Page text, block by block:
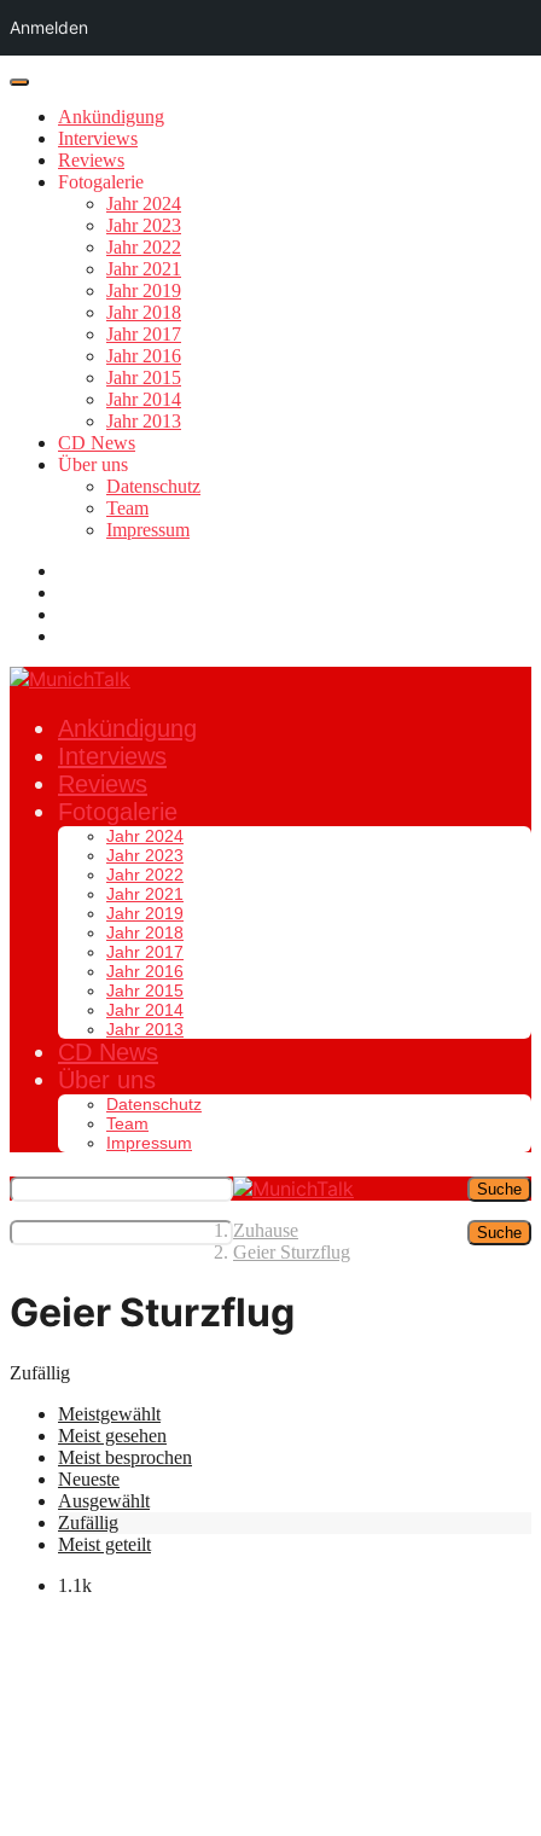
Anmelden
Ankündigung
Interviews
Reviews
Fotogalerie
Jahr 2024
Jahr 2023
Jahr 2022
Jahr 2021
Jahr 2019
Jahr 2018
Jahr 2017
Jahr 2016
Jahr 2015
Jahr 2014
Jahr 2013
CD News
Über uns
Datenschutz
Team
Impressum
Ankündigung
Interviews
Reviews
Fotogalerie
Jahr 2024
Jahr 2023
Jahr 2022
Jahr 2021
Jahr 2019
Jahr 2018
Jahr 2017
Jahr 2016
Jahr 2015
Jahr 2014
Jahr 2013
CD News
Über uns
Datenschutz
Team
Impressum
Suche
Suche
Zuhause
Geier Sturzflug
Geier Sturzflug
Zufällig
Meistgewählt
Meist gesehen
Meist besprochen
Neueste
Ausgewählt
Zufällig
Meist geteilt
1.1k